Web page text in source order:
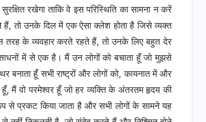
रखेगा ताकि वे इस परिस्थिति का सामना न करें
तो उनके दिल में एक ऐसा क्लेश होता है जिसे व्यक्त
तरह के व्यवहार करते रहते हैं, तो उनके लिए बहुत देर
में से एक है। मैं उन लोगों को बचाता हूँ जो मुझसे
बनाता हूँ सभी राष्ट्रों और लोगों को, कायनात में और
मैं वो परमेश्वर हूँ जो हर व्यक्ति के अंतरतम हृदय की
से प्रकट किया जाता है और सभी लोगों के सामने यह